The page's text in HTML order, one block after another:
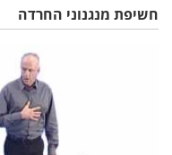
חשיפת מנגנוני החרדה